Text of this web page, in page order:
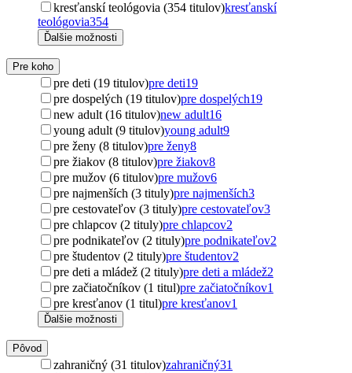
kresťanskí teológovia (354 titulov)kresťanskí
teológovia354
Ďalšie možnosti
Pre koho
pre deti (19 titulov)pre deti19
pre dospelých (19 titulov)pre dospelých19
new adult (16 titulov)new adult16
young adult (9 titulov)young adult9
pre ženy (8 titulov)pre ženy8
pre žiakov (8 titulov)pre žiakov8
pre mužov (6 titulov)pre mužov6
pre najmenších (3 tituly)pre najmenších3
pre cestovateľov (3 tituly)pre cestovateľov3
pre chlapcov (2 tituly)pre chlapcov2
pre podnikateľov (2 tituly)pre podnikateľov2
pre študentov (2 tituly)pre študentov2
pre deti a mládež (2 tituly)pre deti a mládež2
pre začiatočníkov (1 titul)pre začiatočníkov1
pre kresťanov (1 titul)pre kresťanov1
Ďalšie možnosti
Pôvod
zahraničný (31 titulov)zahraničný31